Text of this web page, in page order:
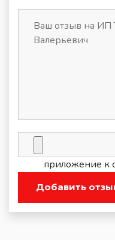
приложение к
Добавить